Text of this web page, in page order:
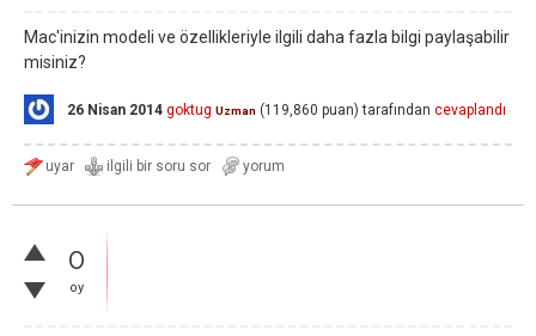
Mac'inizin modeli ve özellikleriyle ilgili daha fazla bilgi paylaşabilir
misiniz?
26 Nisan 2014 goktug Uzman (119,860 puan) tarafından cevaplandı
0
oy